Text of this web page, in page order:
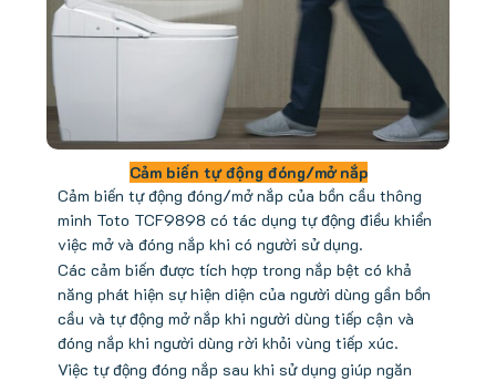
Cảm biến tự động đóng/mở nắp
Cảm biến tự động đóng/mở nắp của bồn cầu thông
minh Toto TCF9898 có tác dụng tự động điều khiển
việc mở và đóng nắp khi có người sử dụng.
Các cảm biến được tích hợp trong nắp bệt có khả
năng phát hiện sự hiện diện của người dùng gần bồn
cầu và tự động mở nắp khi người dùng tiếp cận và
đóng nắp khi người dùng rời khỏi vùng tiếp xúc.
Việc tự động đóng nắp sau khi sử dụng giúp ngăn